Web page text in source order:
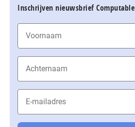
Inschrijven nieuwsbrief Computable